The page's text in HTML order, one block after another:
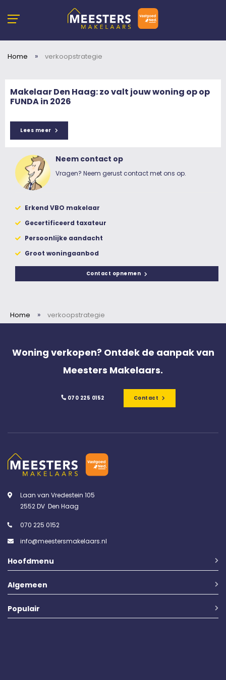
Home » verkoopstrategie
Makelaar Den Haag: zo valt jouw woning op op
FUNDA in 2026
Lees meer
Neem contact op
Vragen? Neem gerust contact met ons op.
Erkend VBO makelaar
Gecertificeerd taxateur
Persoonlijke aandacht
Groot woningaanbod
Contact opnemen
Home » verkoopstrategie
Woning verkopen? Ontdek de aanpak van
Meesters Makelaars.
070 225 0152 Contact
Laan van Vredestein 105
2552 DV Den Haag
070 225 0152
info@meestersmakelaars.nl
Hoofdmenu
Algemeen
Populair